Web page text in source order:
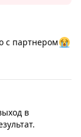
с партнером
в